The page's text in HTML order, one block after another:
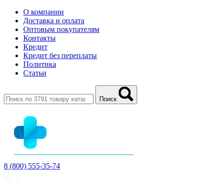
О компании
Доставка и оплата
Оптовым покупателям
Контакты
Кредит
Кредит без переплаты
Политика
Статьи
Поиск
8 (800) 555-35-74